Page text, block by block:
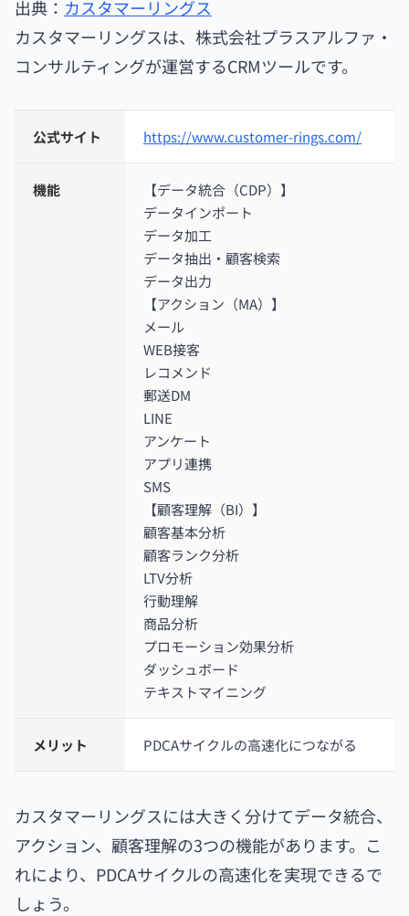
出典： カスタマーリングス
カスタマーリングスは、株式会社プラスアルファ・
コンサルティングが運営するCRMツールです。
公式サイト https://www.customer-rings.com/
機能
【データ統合（CDP）】
データインポート
データ加工
データ抽出・顧客検索
データ出力
【アクション（MA）】
メール
WEB接客
レコメンド
郵送DM
LINE
アンケート
アプリ連携
SMS
【顧客理解（BI）】
顧客基本分析
顧客ランク分析
LTV分析
行動理解
商品分析
プロモーション効果分析
ダッシュボード
テキストマイニング
メリット PDCAサイクルの高速化につながる
カスタマーリングスには大きく分けてデータ統合、
アクション、顧客理解の3つの機能があります。こ
れにより、PDCAサイクルの高速化を実現できるで
しょう。